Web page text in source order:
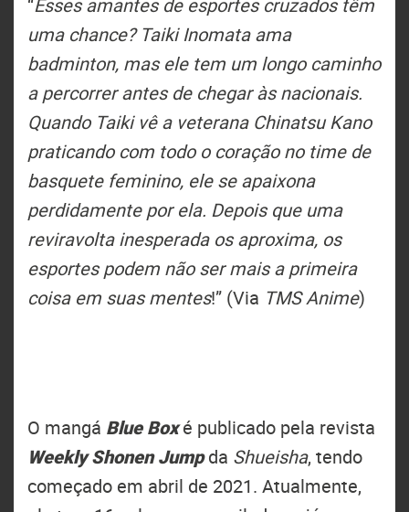
uma chance? Taiki Inomata ama
badminton, mas ele tem um longo caminho
a percorrer antes de chegar às nacionais.
Quando Taiki vê a veterana Chinatsu Kano
praticando com todo o coração no time de
basquete feminino, ele se apaixona
perdidamente por ela. Depois que uma
reviravolta inesperada os aproxima, os
esportes podem não ser mais a primeira
coisa em suas mentes!” (Via TMS Anime)
O mangá Blue Boxé publicado pela revista
Weekly Shonen Jumpda Shueisha, tendo
começado em abril de 2021. Atualmente,